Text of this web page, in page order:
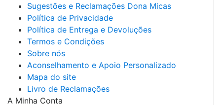
Sugestões e Reclamações Dona Micas
Política de Privacidade
Política de Entrega e Devoluções
Termos e Condições
Sobre nós
Aconselhamento e Apoio Personalizado
Mapa do site
Livro de Reclamações
A Minha Conta